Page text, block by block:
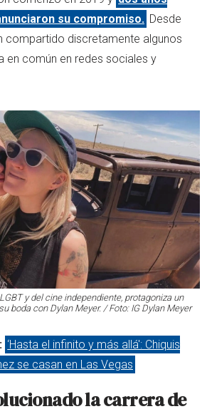
su compromiso. Desde
compartido discretamente algunos
en común en redes sociales y
y del cine independiente, protagoniza un
boda con Dylan Meyer. / Foto: IG Dylan Meyer
‘Hasta el infinito y más allá': Chiquis
se casan en Las Vegas
la carrera de